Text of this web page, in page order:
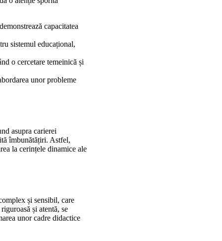
capacitatea
sistemul educațional,
o cercetare temeinică și
unor probleme
asupra carierei
îmbunătățiri. Astfel,
la cerințele dinamice ale
și sensibil, care
și atentă, se
unor cadre didactice